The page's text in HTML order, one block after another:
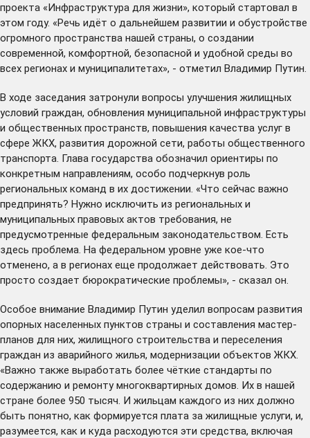
проекта «Инфраструктура для жизни», который стартовал в
этом году. «Речь идёт о дальнейшем развитии и обустройстве
огромного пространства нашей страны, о создании
современной, комфортной, безопасной и удобной среды во
всех регионах и муниципалитетах», - отметил Владимир Путин.
В ходе заседания затронули вопросы улучшения жилищных
условий граждан, обновления муниципальной инфраструктуры
и общественных пространств, повышения качества услуг в
сфере ЖКХ, развития дорожной сети, работы общественного
транспорта. Глава государства обозначил ориентиры по
конкретным направлениям, особо подчеркнув роль
региональных команд в их достижении. «Что сейчас важно
предпринять? Нужно исключить из региональных и
муниципальных правовых актов требования, не
предусмотренные федеральным законодательством. Есть
здесь проблема. На федеральном уровне уже кое-что
отменено, а в регионах еще продолжает действовать. Это
просто создает бюрократические проблемы», - сказал он.
Особое внимание Владимир Путин уделил вопросам развития
опорных населенных пунктов страны и составления мастер-
планов для них, жилищного строительства и переселения
граждан из аварийного жилья, модернизации объектов ЖКХ.
«Важно также выработать более чёткие стандарты по
содержанию и ремонту многоквартирных домов. Их в нашей
стране более 950 тысяч. И жильцам каждого из них должно
быть понятно, как формируется плата за жилищные услуги, и,
разумеется, как и куда расходуются эти средства, включая